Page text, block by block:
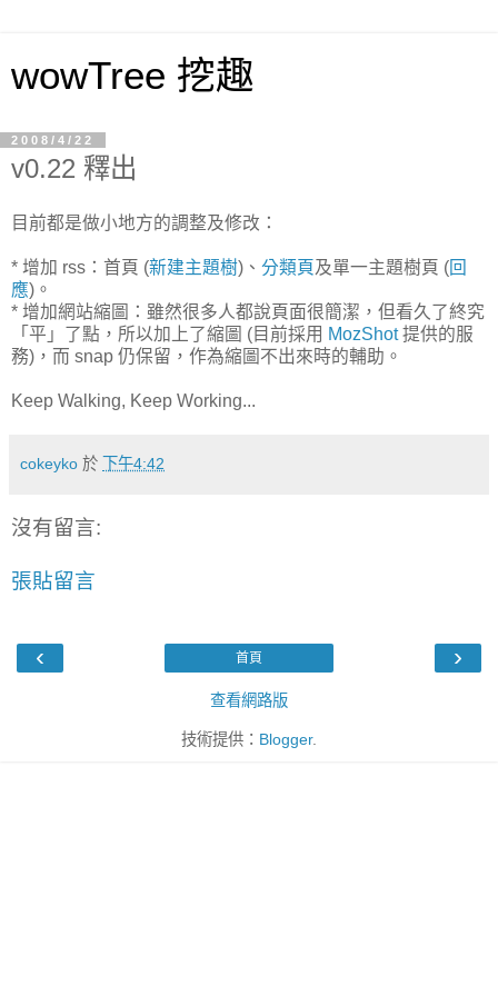
wowTree 挖趣
2008/4/22
v0.22 釋出
目前都是做小地方的調整及修改：
* 增加 rss：首頁 (新建主題樹)、 分類頁 及單一主題樹頁 (回
應)。
* 增加網站縮圖：雖然很多人都說頁面很簡潔，但看久了終究
「平」了點，所以加上了縮圖 (目前採用 MozShot提供的服
務)，而 snap 仍保留，作為縮圖不出來時的輔助。
Keep Walking, Keep Working...
cokeyko 於 下午4:42
沒有留言:
張貼留言
‹ ›
首頁
查看網路版
技術提供： Blogger.